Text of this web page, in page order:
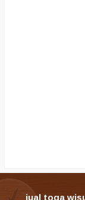
jual toga